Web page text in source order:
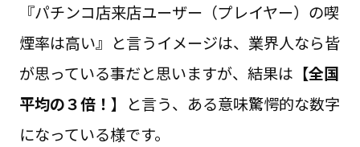
『パチンコ店来店ユーザー（プレイヤー）の喫
煙率は高い』と言うイメージは、業界人なら皆
が思っている事だと思いますが、結果は 【全国
平均の３倍！ 】と言う、ある意味驚愕的な数字
になっている様です。